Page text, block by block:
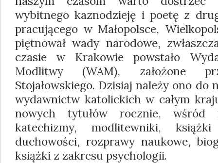
wybitnego kaznodzieję i poetę z
pracującego w Małopolsce,
piętnował wady narodowe,
czasie w Krakowie powstało
Modlitwy (WAM), założone
Stojałowskiego. Dzisiaj należy ono do
wydawnictw katolickich w całym
nowych tytułów rocznie, wśród
katechizmy, modlitewniki,
duchowości, rozprawy naukowe,
książki z zakresu psychologii.